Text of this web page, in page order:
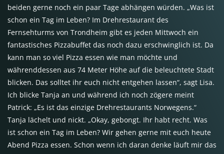
beiden gerne noch ein paar Tage abhängen würden. „Was ist
schon ein Tag im Leben? Im Drehrestaurant des
Fernsehturms von Trondheim gibt es jeden Mittwoch ein
fantastisches Pizzabuffet das noch dazu erschwinglich ist. Da
kann man so viel Pizza essen wie man möchte und
währenddessen aus 74 Meter Höhe auf die beleuchtete Stadt
blicken. Das solltet ihr euch nicht entgehen lassen“, sagt Lisa.
Ich blicke Tanja an und während ich noch zögere meint
Patrick: „Es ist das einzige Drehrestaurants Norwegens.“
Tanja lächelt und nickt. „Okay, gebongt. Ihr habt recht. Was
ist schon ein Tag im Leben? Wir gehen gerne mit euch heute
Abend Pizza essen. Schon wenn ich daran denke läuft mir das